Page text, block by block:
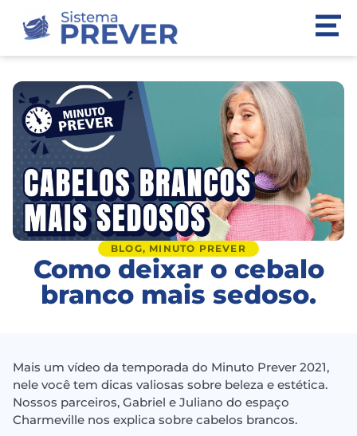
BLOG, MINUTO PREVER
Como deixar o cebalo
branco mais sedoso.
Mais um vídeo da temporada do Minuto Prever 2021,
nele você tem dicas valiosas sobre beleza e estética.
Nossos parceiros, Gabriel e Juliano do espaço
Charmeville nos explica sobre cabelos brancos.